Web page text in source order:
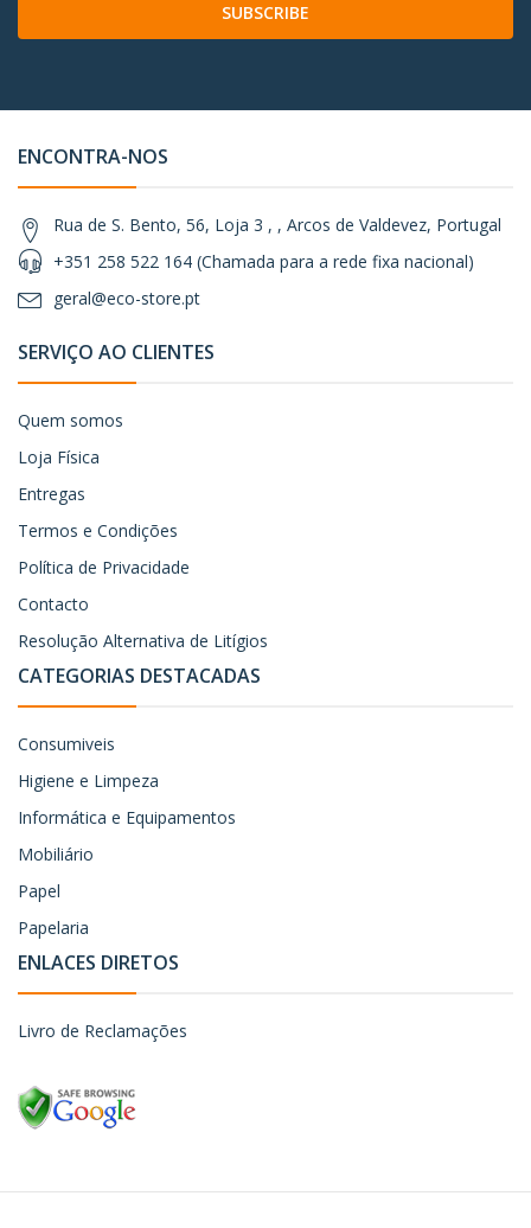
SUBSCRIBE
ENCONTRA-NOS
Rua de S. Bento, 56, Loja 3 , , Arcos de Valdevez, Portugal
+351 258 522 164 (Chamada para a rede fixa nacional)
geral@eco-store.pt
SERVIÇO AO CLIENTES
Quem somos
Loja Física
Entregas
Termos e Condições
Política de Privacidade
Contacto
Resolução Alternativa de Litígios
CATEGORIAS DESTACADAS
Consumiveis
Higiene e Limpeza
Informática e Equipamentos
Mobiliário
Papel
Papelaria
ENLACES DIRETOS
Livro de Reclamações